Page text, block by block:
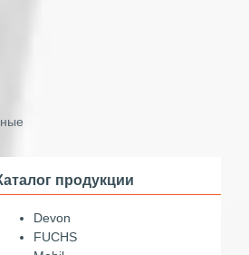
продукции
Devon
FUCHS